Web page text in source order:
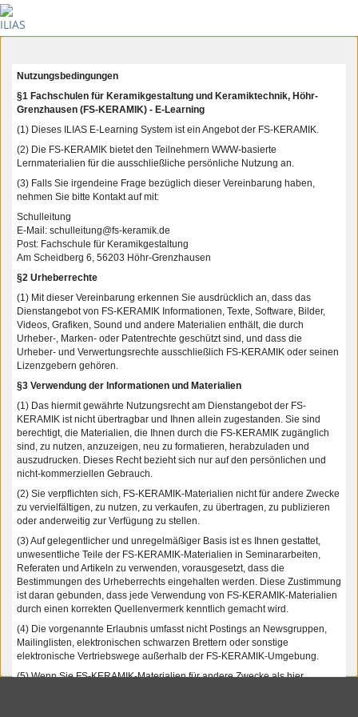
Nutzungsbedingungen
§1 Fachschulen für Keramikgestaltung und Keramiktechnik, Höhr-
Grenzhausen (FS-KERAMIK) - E-Learning
(1) Dieses ILIAS E-Learning System ist ein Angebot der FS-KERAMIK.
(2) Die FS-KERAMIK bietet den Teilnehmern WWW-basierte
Lernmaterialien für die ausschließliche persönliche Nutzung an.
(3) Falls Sie irgendeine Frage bezüglich dieser Vereinbarung haben,
nehmen Sie bitte Kontakt auf mit:
Schulleitung
E-Mail: schulleitung@fs-keramik.de
Post: Fachschule für Keramikgestaltung
Am Scheidberg 6, 56203 Höhr-Grenzhausen
§2 Urheberrechte
(1) Mit dieser Vereinbarung erkennen Sie ausdrücklich an, dass das
Dienstangebot von FS-KERAMIK Informationen, Texte, Software, Bilder,
Videos, Grafiken, Sound und andere Materialien enthält, die durch
Urheber-, Marken- oder Patentrechte geschützt sind, und dass die
Urheber- und Verwertungsrechte ausschließlich FS-KERAMIK oder seinen
Lizenzgebern gehören.
§3 Verwendung der Informationen und Materialien
(1) Das hiermit gewährte Nutzungsrecht am Dienstangebot der FS-
KERAMIK ist nicht übertragbar und Ihnen allein zugestanden. Sie sind
berechtigt, die Materialien, die Ihnen durch die FS-KERAMIK zugänglich
sind, zu nutzen, anzuzeigen, neu zu formatieren, herabzuladen und
auszudrucken. Dieses Recht bezieht sich nur auf den persönlichen und
nicht-kommerziellen Gebrauch.
(2) Sie verpflichten sich, FS-KERAMIK-Materialien nicht für andere Zwecke
zu vervielfältigen, zu nutzen, zu verkaufen, zu übertragen, zu publizieren
oder anderweitig zur Verfügung zu stellen.
(3) Auf gelegentlicher und unregelmäßiger Basis ist es Ihnen gestattet,
unwesentliche Teile der FS-KERAMIK-Materialien in Seminararbeiten,
Referaten und Artikeln zu verwenden, vorausgesetzt, dass die
Bestimmungen des Urheberrechts eingehalten werden. Diese Zustimmung
ist daran gebunden, dass jede Verwendung von FS-KERAMIK-Materialien
durch einen korrekten Quellenvermerk kenntlich gemacht wird.
(4) Die vorgenannte Erlaubnis umfasst nicht Postings an Newsgruppen,
Mailinglisten, elektronischen schwarzen Brettern oder sonstige
elektronische Vertriebswege außerhalb der FS-KERAMIK-Umgebung.
(5) Wenn Sie FS-KERAMIK-Materialien für andere Zwecke als hier